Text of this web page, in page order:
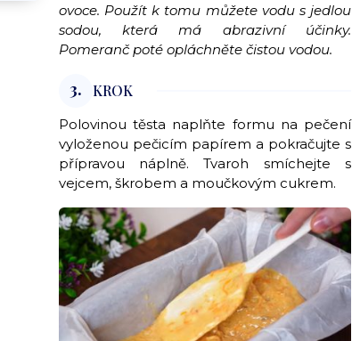
ovoce. Použít k tomu můžete vodu s jedlou
sodou, která má abrazivní účinky.
Pomeranč poté opláchněte čistou vodou.
3. KROK
Polovinou těsta naplňte formu na pečení
vyloženou pečicím papírem a pokračujte s
přípravou náplně. Tvaroh smíchejte s
vejcem, škrobem a moučkovým cukrem.